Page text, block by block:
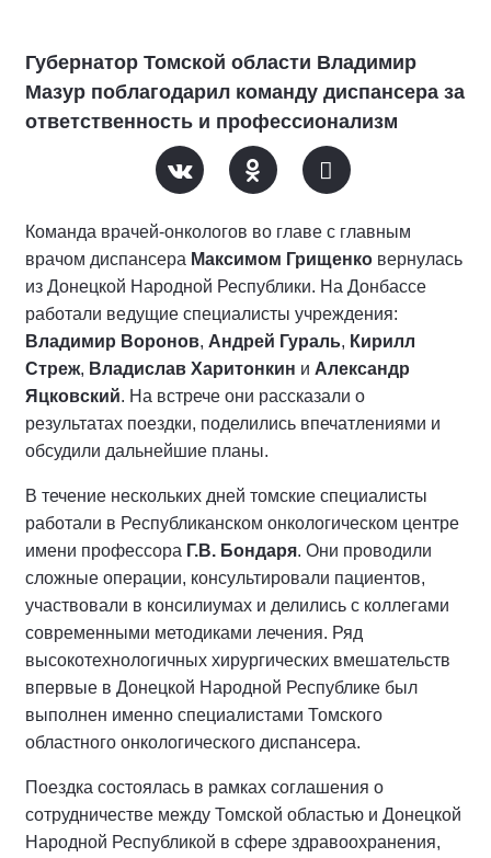
Губернатор Томской области Владимир
Мазур поблагодарил команду диспансера за
ответственность и профессионализм
Команда врачей-онкологов во главе с главным
врачом диспансера Максимом Грищенко вернулась
из Донецкой Народной Республики. На Донбассе
работали ведущие специалисты учреждения:
Владимир Воронов, Андрей Гураль, Кирилл
Стреж, Владислав Харитонкин и Александр
Яцковский. На встрече они рассказали о
результатах поездки, поделились впечатлениями и
обсудили дальнейшие планы.
В течение нескольких дней томские специалисты
работали в Республиканском онкологическом центре
имени профессора Г.В. Бондаря. Они проводили
сложные операции, консультировали пациентов,
участвовали в консилиумах и делились с коллегами
современными методиками лечения. Ряд
высокотехнологичных хирургических вмешательств
впервые в Донецкой Народной Республике был
выполнен именно специалистами Томского
областного онкологического диспансера.
Поездка состоялась в рамках соглашения о
сотрудничестве между Томской областью и Донецкой
Народной Республикой в сфере здравоохранения,